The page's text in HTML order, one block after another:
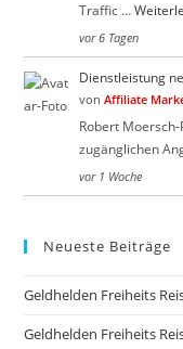
Traffic …
vor 6 Tagen
Dienstleistung
vonAffiliate
Robert
zugänglichen
vor 1 Woche
Neueste Beiträge
Geldhelden Freiheits
Geldhelden Freiheits